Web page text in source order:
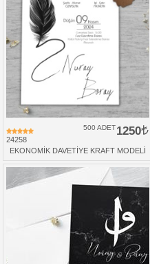
24258
1250
500 ADET
EKONOMİK DAVETİYE KRAFT MODELİ